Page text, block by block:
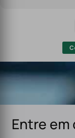
um serviço de
especialmente
elétricos.
Entre